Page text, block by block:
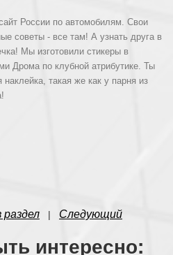
России по автомобилям. Свои
советы - все там! А узнать друга в
Мы изготовили стикеры в
Дрома по клубной атрибутике. Ты
такая же как у парня из
раздел | Следующий
интересно: